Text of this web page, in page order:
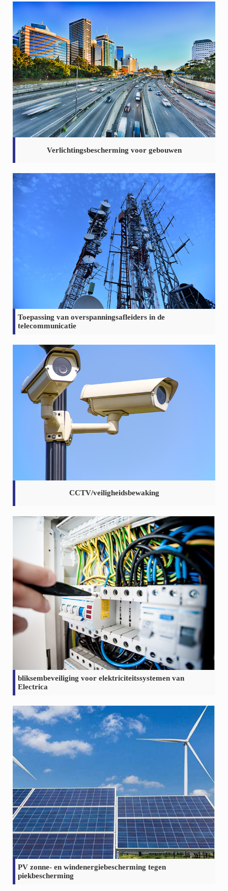
Verlichtingsbescherming voor gebouwen
Toepassing van overspanningsafleiders in de
telecommunicatie
CCTV/veiligheidsbewaking
bliksembeveiliging voor elektriciteitssystemen van
Electrica
PV zonne- en windenergiebescherming tegen
piekbescherming